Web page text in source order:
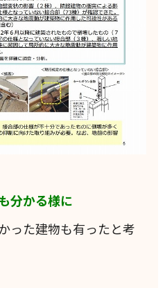
分かる様に
った建物も有ったと考